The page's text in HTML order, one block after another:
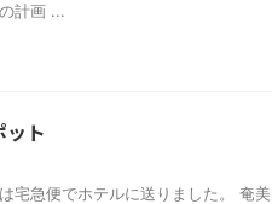
計画 ...
ト
宅急便でホテルに送りました。 奄